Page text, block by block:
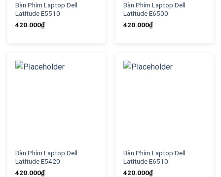
Bàn Phím Laptop Dell
Latitude E5510
420.000₫
Bàn Phím Laptop Dell
Latitude E6500
420.000₫
Bàn Phím Laptop Dell
Latitude E5420
420.000₫
Bàn Phím Laptop Dell
Latitude E6510
420.000₫